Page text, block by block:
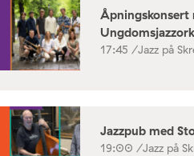
Åpningskonsert
17:45 /Jazz på
Jazzpub med
19:00 /Jazz på